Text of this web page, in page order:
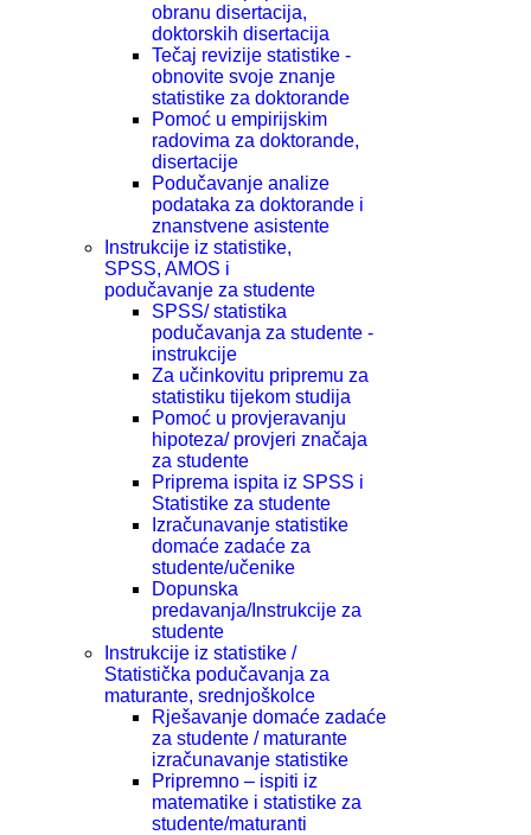
obranu disertacija,
doktorskih disertacija
Tečaj revizije statistike -
obnovite svoje znanje
statistike za doktorande
Pomoć u empirijskim
radovima za doktorande,
disertacije
Podučavanje analize
podataka za doktorande i
znanstvene asistente
Instrukcije iz statistike,
SPSS, AMOS i
podučavanje za studente
SPSS/ statistika
podučavanja za studente -
instrukcije
Za učinkovitu pripremu za
statistiku tijekom studija
Pomoć u provjeravanju
hipoteza/ provjeri značaja
za studente
Priprema ispita iz SPSS i
Statistike za studente
Izračunavanje statistike
domaće zadaće za
studente/učenike
Dopunska
predavanja/Instrukcije za
studente
Instrukcije iz statistike /
Statistička podučavanja za
maturante, srednjoškolce
Rješavanje domaće zadaće
za studente / maturante
izračunavanje statistike
Pripremno – ispiti iz
matematike i statistike za
studente/maturanti